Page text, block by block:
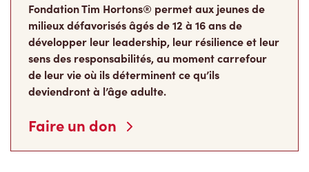
Fondation Tim Hortons® permet aux jeunes de
milieux défavorisés âgés de 12 à 16 ans de
développer leur leadership, leur résilience et leur
sens des responsabilités, au moment carrefour
de leur vie où ils déterminent ce qu’ils
deviendront à l’âge adulte.
Faire un don